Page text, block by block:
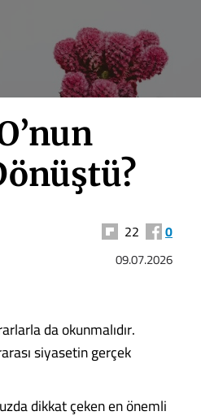
22 0
09.07.2026
da okunmalıdır.
siyasetin gerçek
dikkat çeken en önemli